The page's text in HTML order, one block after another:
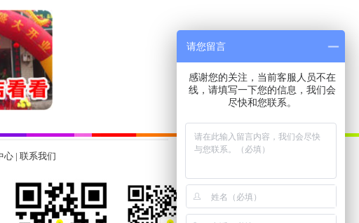
心| 联系我们
请您留言
感谢您的关注，当前客服人员不在
线，请填写一下您的信息，我们会
尽快和您联系。